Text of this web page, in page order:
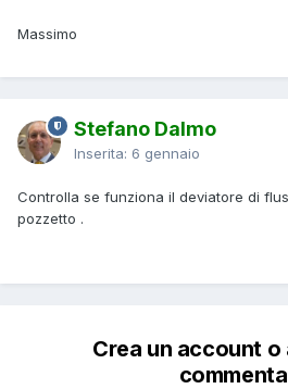
Massimo
Stefano Dalmo
Inserita: 6 gennaio
Controlla se funziona il deviatore di
pozzetto .
Crea un account